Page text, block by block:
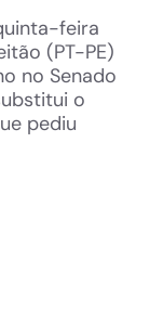
feira
(PT-PE)
no Senado
o
pediu